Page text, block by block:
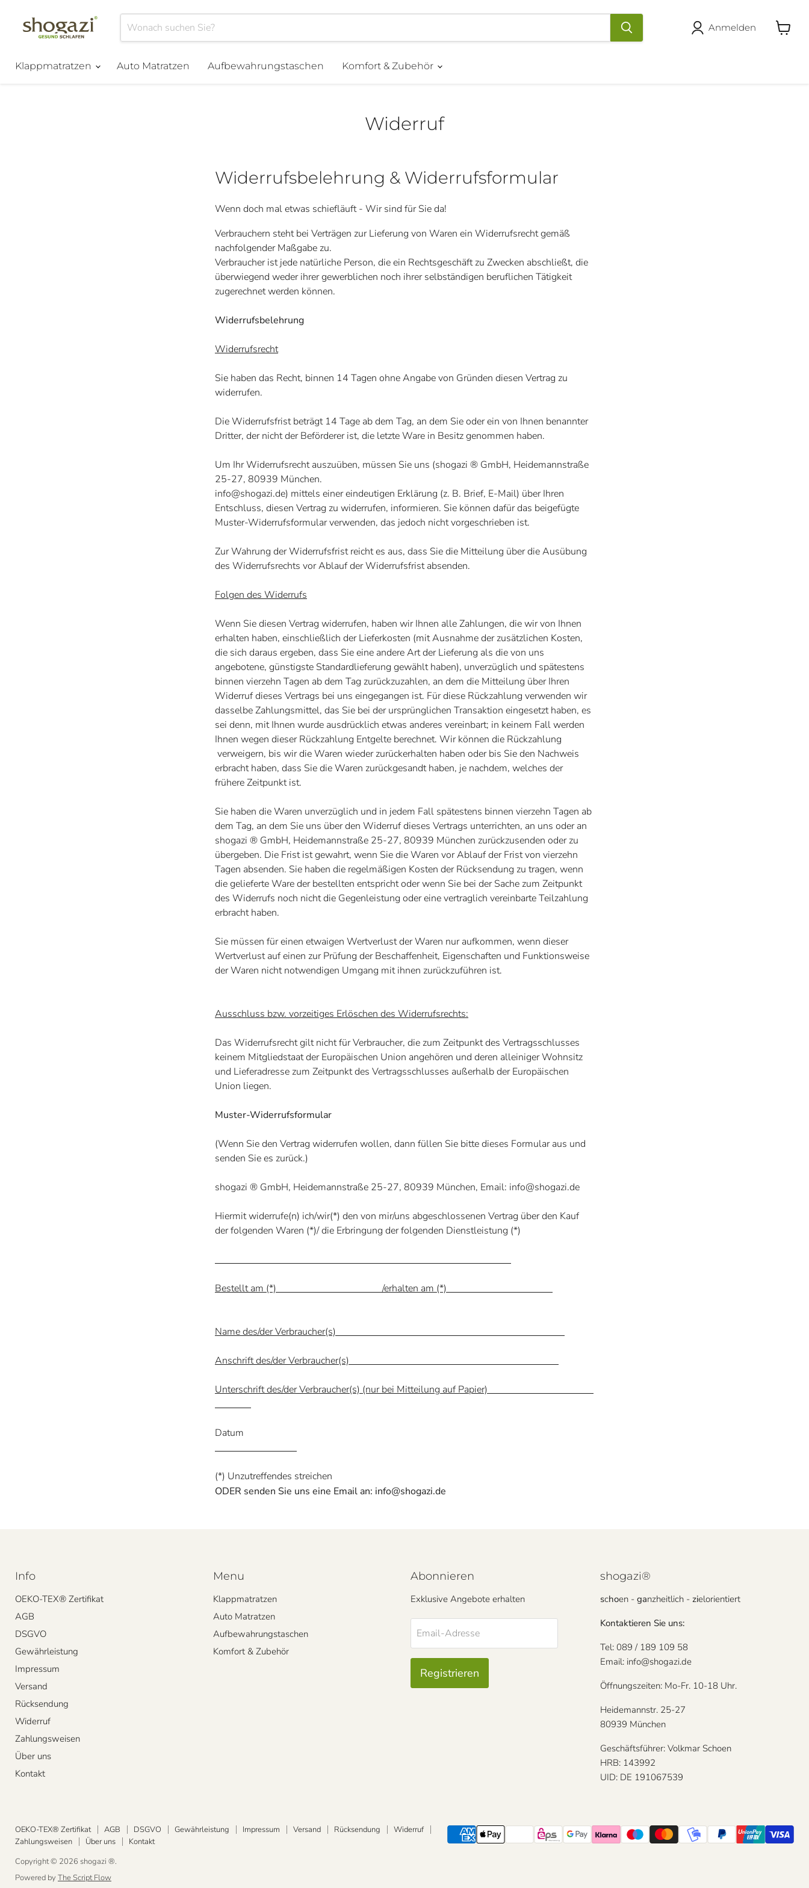
Anmelden
Klappmatratzen Auto Matratzen Aufbewahrungstaschen Komfort & Zubehör
Widerruf
Widerrufsbelehrung & Widerrufsformular
Wenn doch mal etwas schiefläuft - Wir sind für Sie da!
Verbrauchern steht bei Verträgen zur Lieferung von Waren ein Widerrufsrecht gemäß
nachfolgender Maßgabe zu.
Verbraucher ist jede natürliche Person, die ein Rechtsgeschäft zu Zwecken abschließt, die
überwiegend weder ihrer gewerblichen noch ihrer selbständigen beruflichen Tätigkeit
zugerechnet werden können.
Widerrufsbelehrung
Widerrufsrecht
Sie haben das Recht, binnen 14 Tagen ohne Angabe von Gründen diesen Vertrag zu
widerrufen.
Die Widerrufsfrist beträgt 14 Tage ab dem Tag, an dem Sie oder ein von Ihnen benannter
Dritter, der nicht der Beförderer ist, die letzte Ware in Besitz genommen haben.
Um Ihr Widerrufsrecht auszuüben, müssen Sie uns (shogazi ® GmbH, Heidemannstraße
25-27, 80939 München.
info@shogazi.de) mittels einer eindeutigen Erklärung (z. B. Brief, E-Mail) über Ihren
Entschluss, diesen Vertrag zu widerrufen, informieren. Sie können dafür das beigefügte
Muster-Widerrufsformular verwenden, das jedoch nicht vorgeschrieben ist.
Zur Wahrung der Widerrufsfrist reicht es aus, dass Sie die Mitteilung über die Ausübung
des Widerrufsrechts vor Ablauf der Widerrufsfrist absenden.
Folgen des Widerrufs
Wenn Sie diesen Vertrag widerrufen, haben wir Ihnen alle Zahlungen, die wir von Ihnen
erhalten haben, einschließlich der Lieferkosten (mit Ausnahme der zusätzlichen Kosten,
die sich daraus ergeben, dass Sie eine andere Art der Lieferung als die von uns
angebotene, günstigste Standardlieferung gewählt haben), unverzüglich und spätestens
binnen vierzehn Tagen ab dem Tag zurückzuzahlen, an dem die Mitteilung über Ihren
Widerruf dieses Vertrags bei uns eingegangen ist. Für diese Rückzahlung verwenden wir
dasselbe Zahlungsmittel, das Sie bei der ursprünglichen Transaktion eingesetzt haben, es
sei denn, mit Ihnen wurde ausdrücklich etwas anderes vereinbart; in keinem Fall werden
Ihnen wegen dieser Rückzahlung Entgelte berechnet. Wir können die Rückzahlung
verweigern, bis wir die Waren wieder zurückerhalten haben oder bis Sie den Nachweis
erbracht haben, dass Sie die Waren zurückgesandt haben, je nachdem, welches der
frühere Zeitpunkt ist.
Sie haben die Waren unverzüglich und in jedem Fall spätestens binnen vierzehn Tagen ab
dem Tag, an dem Sie uns über den Widerruf dieses Vertrags unterrichten, an uns oder an
shogazi ® GmbH, Heidemannstraße 25-27, 80939 München zurückzusenden oder zu
übergeben. Die Frist ist gewahrt, wenn Sie die Waren vor Ablauf der Frist von vierzehn
Tagen absenden. Sie haben die regelmäßigen Kosten der Rücksendung zu tragen, wenn
die gelieferte Ware der bestellten entspricht oder wenn Sie bei der Sache zum Zeitpunkt
des Widerrufs noch nicht die Gegenleistung oder eine vertraglich vereinbarte Teilzahlung
erbracht haben.
Sie müssen für einen etwaigen Wertverlust der Waren nur aufkommen, wenn dieser
Wertverlust auf einen zur Prüfung der Beschaffenheit, Eigenschaften und Funktionsweise
der Waren nicht notwendigen Umgang mit ihnen zurückzuführen ist.
Ausschluss bzw. vorzeitiges Erlöschen des Widerrufsrechts:
Das Widerrufsrecht gilt nicht für Verbraucher, die zum Zeitpunkt des Vertragsschlusses
keinem Mitgliedstaat der Europäischen Union angehören und deren alleiniger Wohnsitz
und Lieferadresse zum Zeitpunkt des Vertragsschlusses außerhalb der Europäischen
Union liegen.
Muster-Widerrufsformular
(Wenn Sie den Vertrag widerrufen wollen, dann füllen Sie bitte dieses Formular aus und
senden Sie es zurück.)
shogazi ® GmbH, Heidemannstraße 25-27, 80939 München, Email: info@shogazi.de
Hiermit widerrufe(n) ich/wir(*) den von mir/uns abgeschlossenen Vertrag über den Kauf
der folgenden Waren (*)/ die Erbringung der folgenden Dienstleistung (*)
Bestellt am (*) /erhalten am (*)
Name des/der Verbraucher(s)
Anschrift des/der Verbraucher(s)
Unterschrift des/der Verbraucher(s) (nur bei Mitteilung auf Papier)
Datum
(*) Unzutreffendes streichen
ODER senden Sie uns eine Email an: info@shogazi.de
Info
OEKO-TEX® Zertifikat
AGB
DSGVO
Gewährleistung
Impressum
Versand
Rücksendung
Widerruf
Zahlungsweisen
Über uns
Kontakt
Menu
Klappmatratzen
Auto Matratzen
Aufbewahrungstaschen
Komfort & Zubehör
Abonnieren
Exklusive Angebote erhalten
Email-Adresse
Registrieren
shogazi®
schoen - ganzheitlich - zielorientiert
Kontaktieren Sie uns:
Tel: 089 / 189 109 58
Email: info@shogazi.de
Öffnungszeiten: Mo-Fr. 10-18 Uhr.
Heidemannstr. 25-27
80939 München
Geschäftsführer: Volkmar Schoen
HRB: 143992
UID: DE 191067539
OEKO-TEX® Zertifikat AGB DSGVO Gewährleistung Impressum Versand Rücksendung
Widerruf
Zahlungsweisen
Über uns
Kontakt
Copyright © 2026 shogazi ®.
Powered by The Script Flow